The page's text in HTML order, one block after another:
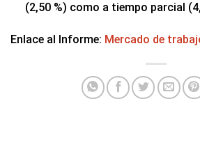
(2,50 %) como a tiempo parcial
Enlace al Informe: Mercado de